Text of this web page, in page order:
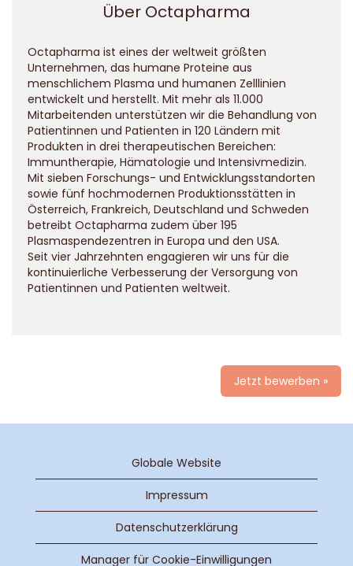
Über Octapharma
Octapharma ist eines der weltweit größten
Unternehmen, das humane Proteine aus
menschlichem Plasma und humanen Zelllinien
entwickelt und herstellt. Mit mehr als 11.000
Mitarbeitenden unterstützen wir die Behandlung von
Patientinnen und Patienten in 120 Ländern mit
Produkten in drei therapeutischen Bereichen:
Immuntherapie, Hämatologie und Intensivmedizin.
Mit sieben Forschungs- und Entwicklungsstandorten
sowie fünf hochmodernen Produktionsstätten in
Österreich, Frankreich, Deutschland und Schweden
betreibt Octapharma zudem über 195
Plasmaspendezentren in Europa und den USA.
Seit vier Jahrzehnten engagieren wir uns für die
kontinuierliche Verbesserung der Versorgung von
Patientinnen und Patienten weltweit.
Jetzt bewerben »
Globale Website
Impressum
Datenschutzerklärung
Manager für Cookie-Einwilligungen